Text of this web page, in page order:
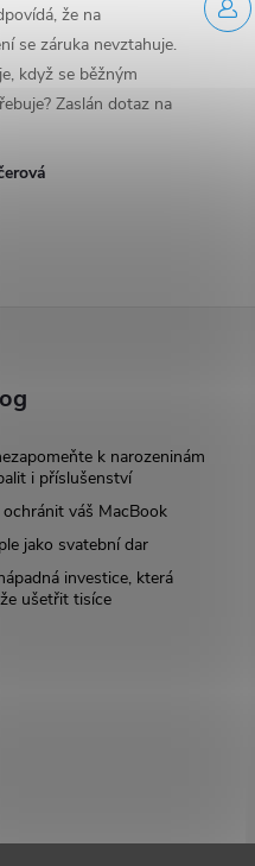
že na
se záruka nevztahuje.
když se běžným
Zaslán dotaz na
k narozeninám
i příslušenství
ochránit váš MacBook
jako svatební dar
investice, která
ušetřit tisíce